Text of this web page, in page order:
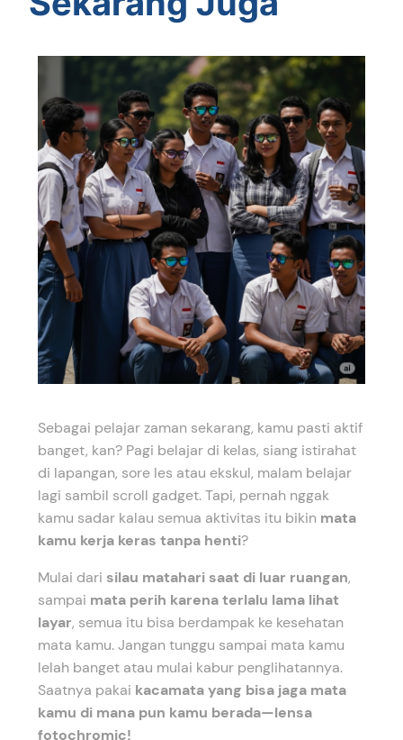
Sebagai pelajar zaman sekarang, kamu pasti aktif
banget, kan? Pagi belajar di kelas, siang istirahat
di lapangan, sore les atau ekskul, malam belajar
lagi sambil scroll gadget. Tapi, pernah nggak
kamu sadar kalau semua aktivitas itu bikin mata
kamu kerja keras tanpa henti?
Mulai dari silau matahari saat di luar ruangan,
sampai mata perih karena terlalu lama lihat
layar, semua itu bisa berdampak ke kesehatan
mata kamu. Jangan tunggu sampai mata kamu
lelah banget atau mulai kabur penglihatannya.
Saatnya pakai kacamata yang bisa jaga mata
kamu di mana pun kamu berada—lensa
fotochromic!